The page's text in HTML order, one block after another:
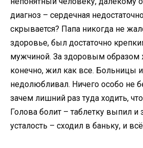
диагноз – сердечная
скрывается? Папа никогда не
здоровье, был достаточно
мужчиной. За здоровым образом
конечно, жил как все. Больницы
недолюбливал. Ничего особо не
зачем лишний раз туда ходить,
Голова болит – таблетку выпил и
усталость – сходил в баньку, и